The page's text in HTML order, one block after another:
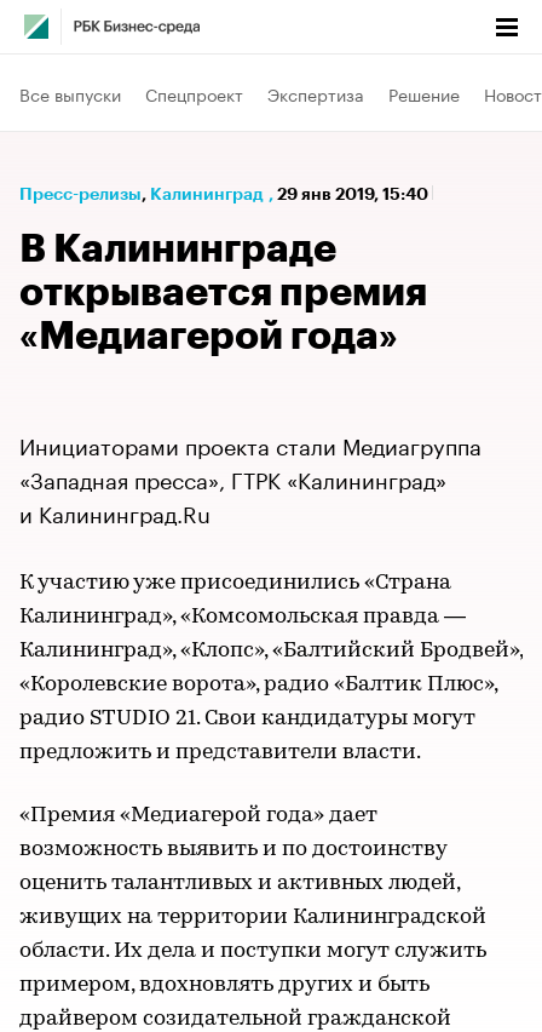
Все выпуски Спецпроект Экспертиза Решение
Пресс-релизы⁠, Калининград , 29 янв 2019, 15:40
В Калининграде
открывается премия
«Медиагерой года»
Инициаторами проекта стали Медиагруппа
«Западная пресса», ГТРК «Калининград»
и Калининград.Ru
К участию уже присоединились «Страна
Калининград», «Комсомольская правда —
Калининград», «Клопс», «Балтийский Бродвей»,
«Королевские ворота», радио «Балтик Плюс»,
радио STUDIO 21. Свои кандидатуры могут
предложить и представители власти.
«Премия «Медиагерой года» дает
возможность выявить и по достоинству
оценить талантливых и активных людей,
живущих на территории Калининградской
области. Их дела и поступки могут служить
примером, вдохновлять других и быть
драйвером созидательной гражданской